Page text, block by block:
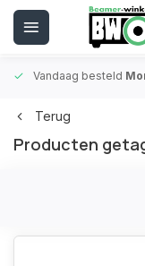
Vandaag besteld
Terug
Producten